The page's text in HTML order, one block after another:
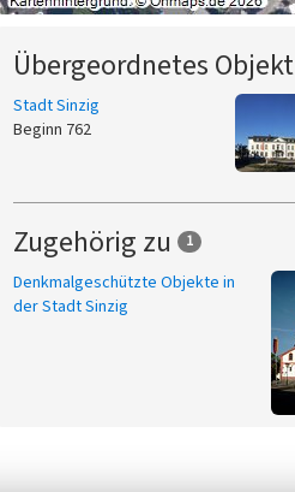
Übergeordnetes Objekt
Stadt Sinzig
Beginn 762
Zugehörig zu 1
Denkmalgeschützte Objekte in
der Stadt Sinzig